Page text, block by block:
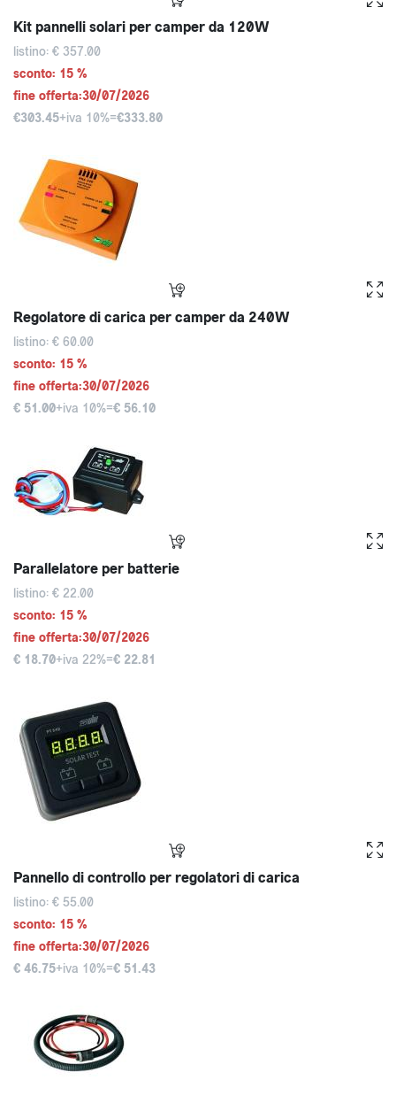
Kit pannelli solari per camper da 120W
listino: € 357.00
sconto: 15 %
fine offerta:30/07/2026
€303.45+iva 10%=€333.80
Regolatore di carica per camper da 240W
listino: € 60.00
sconto: 15 %
fine offerta:30/07/2026
€ 51.00+iva 10%=€ 56.10
Parallelatore per batterie
listino: € 22.00
sconto: 15 %
fine offerta:30/07/2026
€ 18.70+iva 22%=€ 22.81
Pannello di controllo per regolatori di carica
listino: € 55.00
sconto: 15 %
fine offerta:30/07/2026
€ 46.75+iva 10%=€ 51.43